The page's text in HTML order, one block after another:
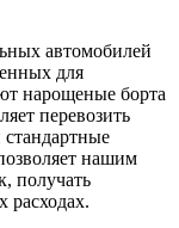
автомобилей
для
нарощеные борта
перевозить
нашим
получать
расходах.